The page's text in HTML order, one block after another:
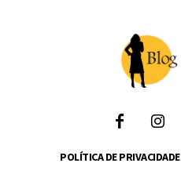
POLÍTICA DE PRIVACIDADE